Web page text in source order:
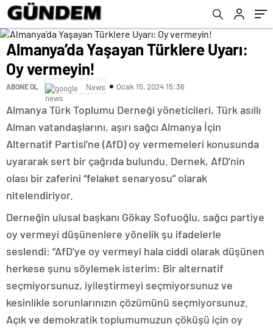
Almanya’da Yaşayan Türklere Uyarı:
Oy vermeyin!
ABONE OL News Ocak 15, 2024 15:36
Almanya Türk Toplumu Derneği yöneticileri, Türk asıllı
Alman vatandaşlarını, aşırı sağcı Almanya İçin
Alternatif Partisi’ne (AfD) oy vermemeleri konusunda
uyararak sert bir çağrıda bulundu. Dernek, AfD’nin
olası bir zaferini “felaket senaryosu” olarak
nitelendiriyor.
Derneğin ulusal başkanı Gökay Sofuoğlu, sağcı partiye
oy vermeyi düşünenlere yönelik şu ifadelerle
seslendi: “AfD’ye oy vermeyi hala ciddi olarak düşünen
herkese şunu söylemek isterim: Bir alternatif
seçmiyorsunuz, iyileştirmeyi seçmiyorsunuz ve
kesinlikle sorunlarınızın çözümünü seçmiyorsunuz.
Açık ve demokratik toplumumuzun çöküşü için oy